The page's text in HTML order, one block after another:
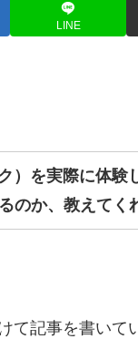
LINE
を実際に体験
のか、教えてく
て記事を書いて